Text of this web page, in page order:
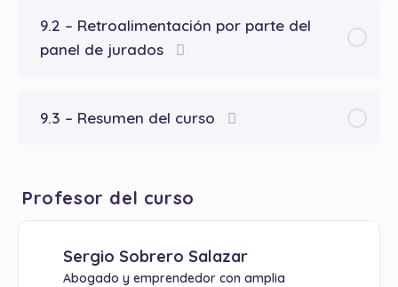
9.2 – Retroalimentación por parte del
panel de jurados
9.3 – Resumen del curso
Profesor del curso
Sergio Sobrero Salazar
Abogado y emprendedor con amplia